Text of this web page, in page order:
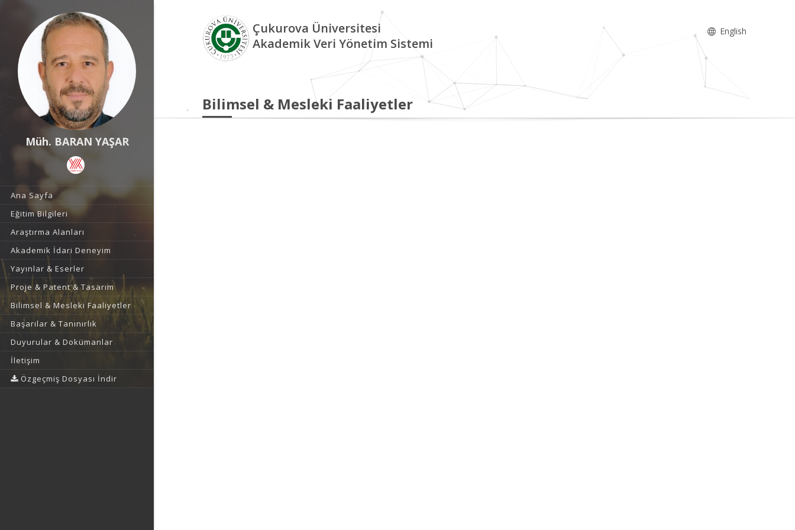
Müh. BARAN YAŞAR
Ana Sayfa
Eğitim Bilgileri
Araştırma Alanları
Akademik İdari Deneyim
Yayınlar & Eserler
Proje & Patent & Tasarım
Bilimsel & Mesleki Faaliyetler
Başarılar & Tanınırlık
Duyurular & Dokümanlar
İletişim
Özgeçmiş Dosyası İndir
Çukurova Üniversitesi
Akademik Veri Yönetim Sistemi
English
Bilimsel & Mesleki Faaliyetler